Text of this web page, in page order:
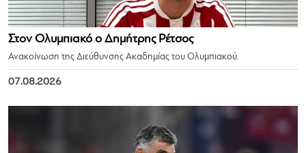
Στον Ολυμπιακό ο Δημήτρης Ρέτσος
Ανακοίνωση της Διεύθυνσης Ακαδημίας του Ολυμπιακού.
07.08.2026